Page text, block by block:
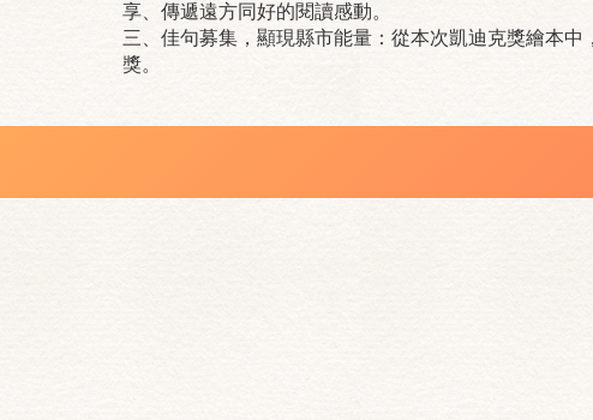
享、傳遞遠方同好的閱讀感動。
三、佳句募集，顯現縣市能量：從本次凱迪克獎繪本
獎。